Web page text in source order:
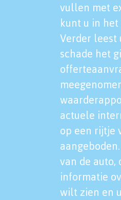
vullen met
kunt u in
Verder leest
schade het
actuele
op een rijtje
van de
informatie
wilt zien en